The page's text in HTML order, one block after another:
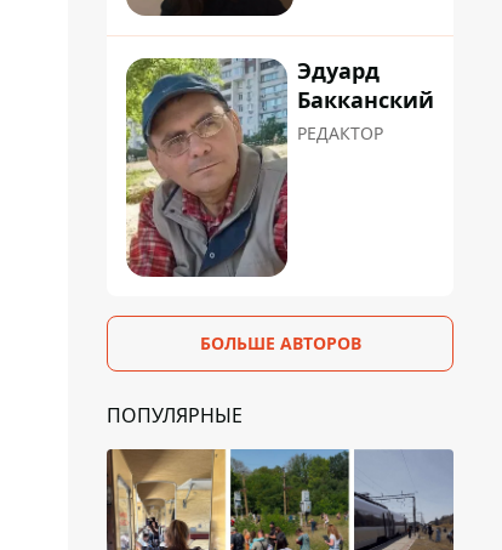
Эдуард
Бакканский
РЕДАКТОР
БОЛЬШЕ АВТОРОВ
ПОПУЛЯРНЫЕ